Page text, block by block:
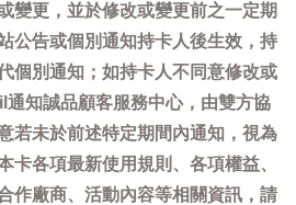
變更，並於修改或變更前之一定期
公告或個別通知持卡人後生效，持
個別通知；如持卡人不同意修改或
知誠品顧客服務中心，由雙方協
若未於前述特定期間內通知，視為
卡各項最新使用規則、各項權益、
作廠商、活動內容等相關資訊，請